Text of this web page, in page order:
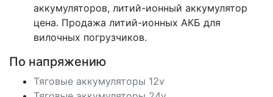
аккумуляторов, литий-ионный аккумулятор
цена. Продажа литий-ионных АКБ для
вилочных погрузчиков.
По напряжению
Тяговые аккумуляторы 12v